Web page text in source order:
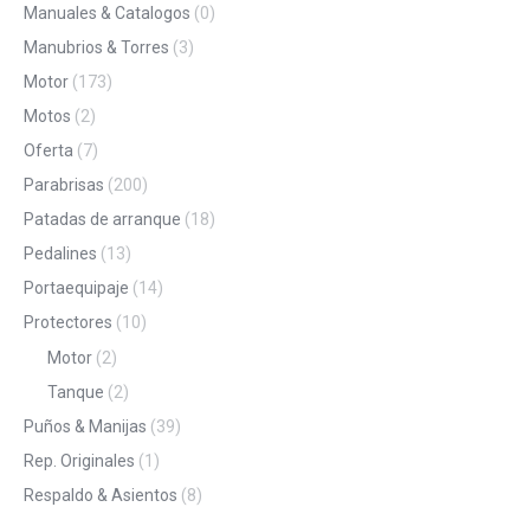
Manuales & Catalogos (0)
Manubrios & Torres (3)
Motor (173)
Motos (2)
Oferta (7)
Parabrisas (200)
Patadas de arranque (18)
Pedalines (13)
Portaequipaje (14)
Protectores (10)
Motor (2)
Tanque (2)
Puños & Manijas (39)
Rep. Originales (1)
Respaldo & Asientos (8)